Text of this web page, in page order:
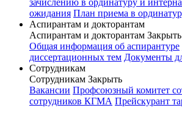
зачислению в ординатуру и
ожидания План приема в
Аспирантам и докторантам
Аспирантам и докторантам Закрыть
Общая информация об аспирантуре
диссертационных тем Документы
Сотрудникам
Сотрудникам Закрыть
Вакансии Профсоюзный комитет
сотрудников КГМА Прейскурант